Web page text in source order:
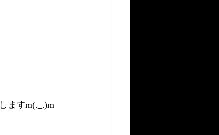
ますm(._.)m